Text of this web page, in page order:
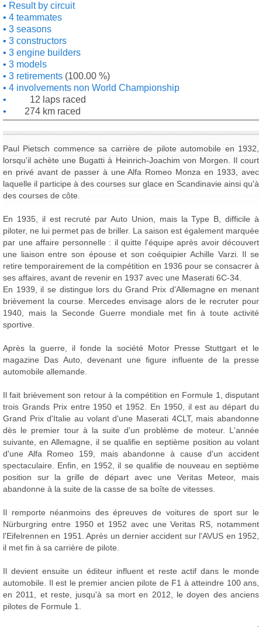
Result by circuit
4 teammates
3 seasons
3 constructors
3 engine builders
3 models
3 retirements (100.00 %)
4 involvements non World Championship
12 laps raced
274 km raced
Paul Pietsch commence sa carrière de pilote automobile en 1932,
lorsqu'il achète une Bugatti à Heinrich-Joachim von Morgen. Il court
en privé avant de passer à une Alfa Romeo Monza en 1933, avec
laquelle il participe à des courses sur glace en Scandinavie ainsi qu'à
des courses de côte.
En 1935, il est recruté par Auto Union, mais la Type B, difficile à
piloter, ne lui permet pas de briller. La saison est également marquée
par une affaire personnelle : il quitte l'équipe après avoir découvert
une liaison entre son épouse et son coéquipier Achille Varzi. Il se
retire temporairement de la compétition en 1936 pour se consacrer à
ses affaires, avant de revenir en 1937 avec une Maserati 6C-34.
En 1939, il se distingue lors du Grand Prix d'Allemagne en menant
brièvement la course. Mercedes envisage alors de le recruter pour
1940, mais la Seconde Guerre mondiale met fin à toute activité
sportive.
Après la guerre, il fonde la société Motor Presse Stuttgart et le
magazine Das Auto, devenant une figure influente de la presse
automobile allemande.
Il fait brièvement son retour à la compétition en Formule 1, disputant
trois Grands Prix entre 1950 et 1952. En 1950, il est au départ du
Grand Prix d'Italie au volant d'une Maserati 4CLT, mais abandonne
dès le premier tour à la suite d'un problème de moteur. L'année
suivante, en Allemagne, il se qualifie en septième position au volant
d'une Alfa Romeo 159, mais abandonne à cause d'un accident
spectaculaire. Enfin, en 1952, il se qualifie de nouveau en septième
position sur la grille de départ avec une Veritas Meteor, mais
abandonne à la suite de la casse de sa boîte de vitesses.
Il remporte néanmoins des épreuves de voitures de sport sur le
Nürburgring entre 1950 et 1952 avec une Veritas RS, notamment
l'Eifelrennen en 1951. Après un dernier accident sur l'AVUS en 1952,
il met fin à sa carrière de pilote.
Il devient ensuite un éditeur influent et reste actif dans le monde
automobile. Il est le premier ancien pilote de F1 à atteindre 100 ans,
en 2011, et reste, jusqu'à sa mort en 2012, le doyen des anciens
pilotes de Formule 1.